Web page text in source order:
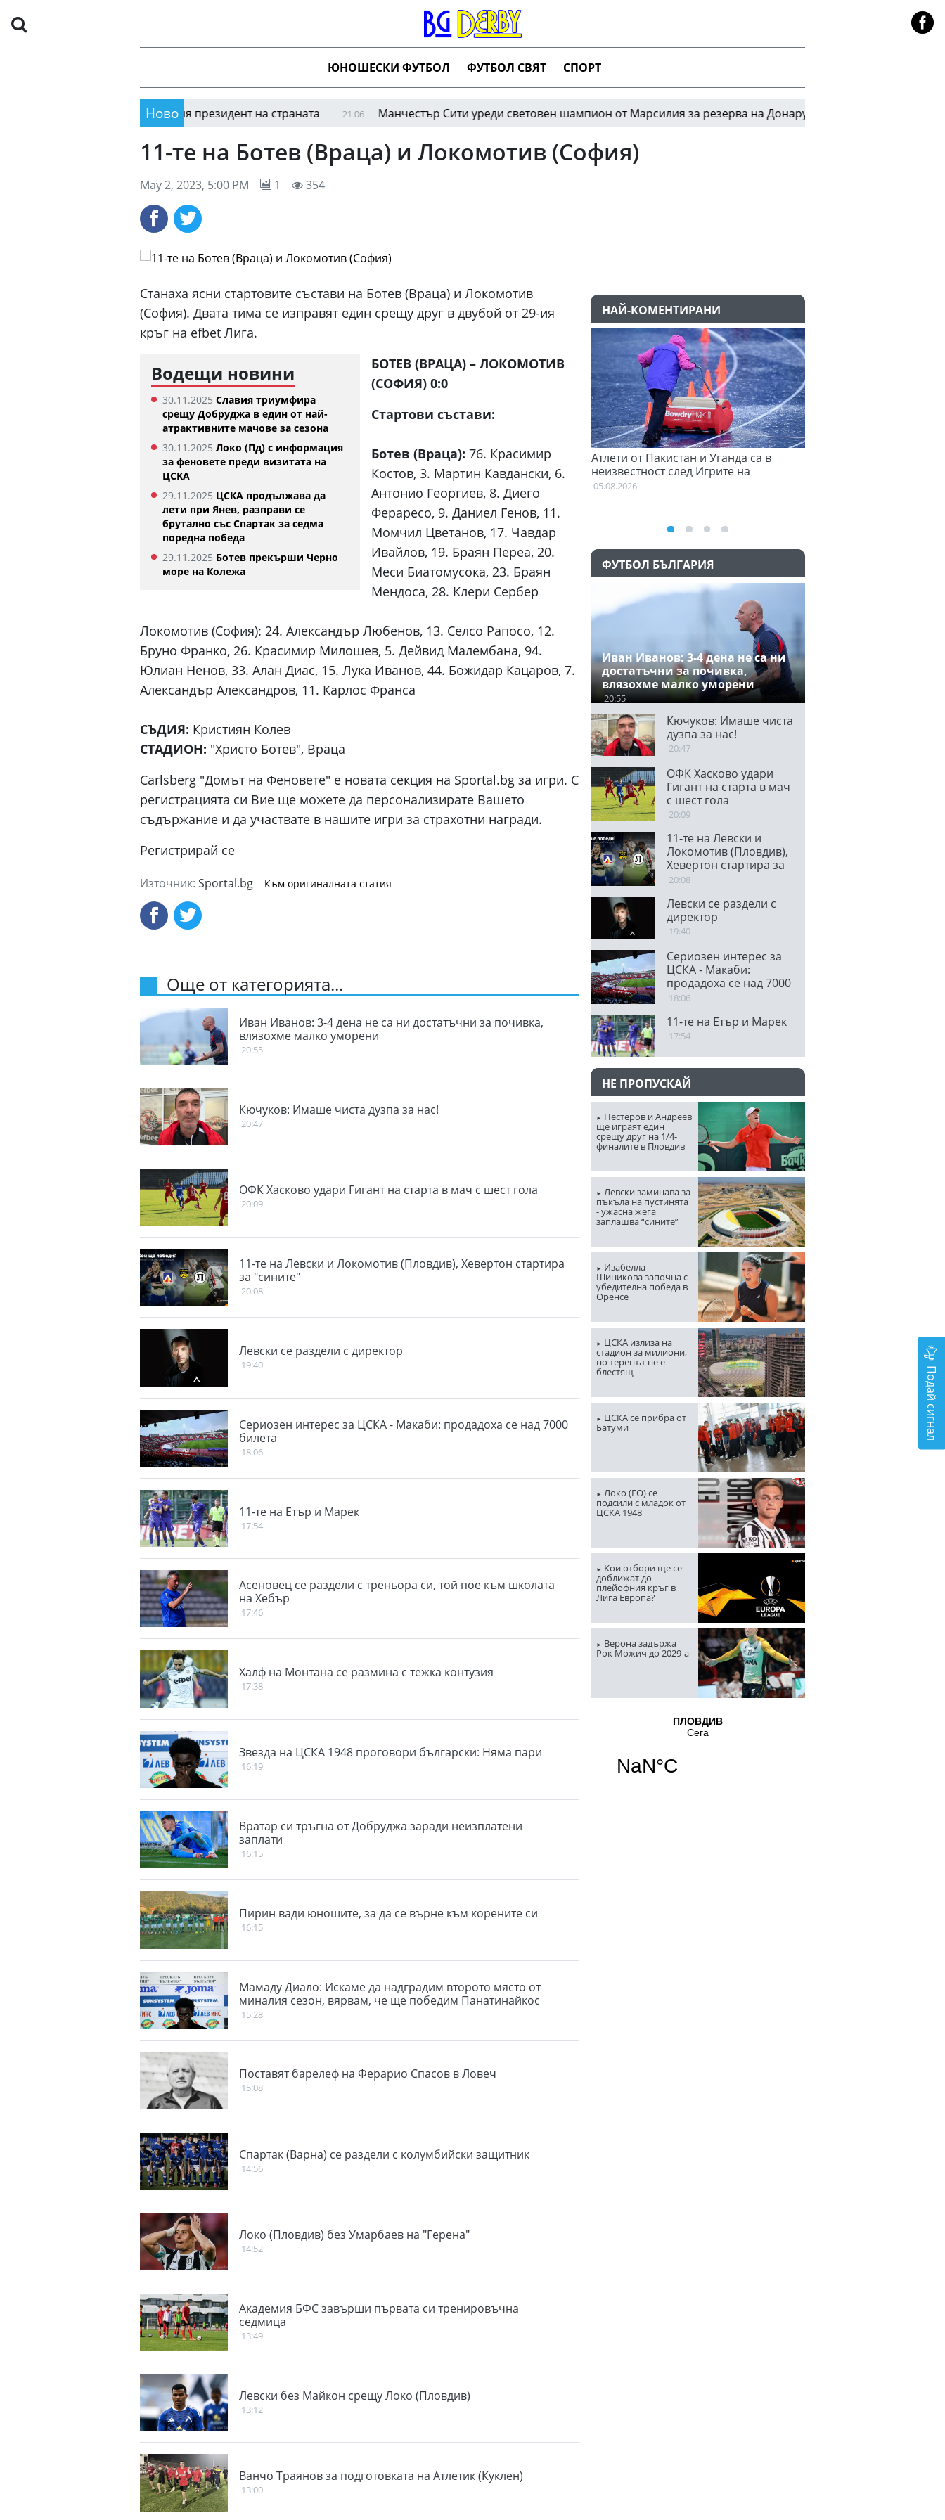
ЮНОШЕСКИ ФУТБОЛ ФУТБОЛ СВЯТ СПОРТ
Ново
за честването на новия президент на страната 21:06 Манчестър Сити уреди световен шампион от Марсилия за резерва на Донарума
11-те на Ботев (Враца) и Локомотив (София)
May 2, 2023, 5:00 PM 1 354
Станаха ясни стартовите състави на Ботев (Враца) и Локомотив
(София). Двата тима се изправят един срещу друг в двубой от 29-ия
кръг на efbet Лига.
Водещи новини
30.11.2025 Славия триумфира
срещу Добруджа в един от най-
атрактивните мачове за сезона
30.11.2025 Локо (Пд) с информация
за феновете преди визитата на
ЦСКА
29.11.2025 ЦСКА продължава да
лети при Янев, разправи се
брутално със Спартак за седма
поредна победа
29.11.2025 Ботев прекърши Черно
море на Колежа
БОТЕВ (ВРАЦА) – ЛОКОМОТИВ
(СОФИЯ) 0:0
Стартови състави:
Ботев (Враца): 76. Красимир
Костов, 3. Мартин Кавдански, 6.
Антонио Георгиев, 8. Диего
Фераресо, 9. Даниел Генов, 11.
Момчил Цветанов, 17. Чавдар
Ивайлов, 19. Браян Переа, 20.
Меси Биатомусока, 23. Браян
Мендоса, 28. Клери Сербер
Локомотив (София): 24. Александър Любенов, 13. Селсо Рапосо, 12.
Бруно Франко, 26. Красимир Милошев, 5. Дейвид Малембана, 94.
Юлиан Ненов, 33. Алан Диас, 15. Лука Иванов, 44. Божидар Кацаров, 7.
Александър Александров, 11. Карлос Франса
СЪДИЯ: Кристиян Колев
СТАДИОН: "Христо Ботев", Враца
Carlsberg "Домът на Феновете" е новата секция на Sportal.bg за игри. С
регистрацията си Вие ще можете да персонализирате Вашето
съдържание и да участвате в нашите игри за страхотни награди.
Регистрирай сe
Източник: Sportal.bg Към оригиналната статия
Още от категорията...
Иван Иванов: 3-4 дена не са ни достатъчни за почивка,
влязохме малко уморени
20:55
Кючуков: Имаше чиста дузпа за нас!
20:47
ОФК Хасково удари Гигант на старта в мач с шест гола
20:09
11-те на Левски и Локомотив (Пловдив), Хевертон стартира
за "сините"
20:08
Левски се раздели с директор
19:40
Сериозен интерес за ЦСКА - Макаби: продадоха се над 7000
билета
18:06
11-те на Етър и Марек
17:54
Асеновец се раздели с треньора си, той пое към школата
на Хебър
17:46
Халф на Монтана се размина с тежка контузия
17:38
Звезда на ЦСКА 1948 проговори български: Няма пари
16:19
Вратар си тръгна от Добруджа заради неизплатени
заплати
16:15
Пирин вади юношите, за да се върне към корените си
16:15
Мамаду Диало: Искаме да надградим второто място от
миналия сезон, вярвам, че ще победим Панатинайкос
15:28
Поставят барелеф на Ферарио Спасов в Ловеч
15:08
Спартак (Варна) се раздели с колумбийски защитник
14:56
Локо (Пловдив) без Умарбаев на "Герена"
14:52
Академия БФС завърши първата си тренировъчна
седмица
13:49
Левски без Майкон срещу Локо (Пловдив)
13:12
Ванчо Траянов за подготовката на Атлетик (Куклен)
13:00
НАЙ-КОМЕНТИРАНИ
Денвър Нъгетс взе звезда от
Евролигата
05.08.2026
Феран Торес е казал "да" на Пари Сен
Жермен
Атлети от Пакистан и Уганда са в
неизвестност след Игрите на
Британската общност
05.08.2026
ФУТБОЛ БЪЛГАРИЯ
Иван Иванов: 3-4 дена не са ни
достатъчни за почивка,
влязохме малко уморени
20:55
Кючуков: Имаше чиста
дузпа за нас!
20:47
ОФК Хасково удари
Гигант на старта в мач
с шест гола
20:09
11-те на Левски и
Локомотив (Пловдив),
Хевертон стартира за
"сините"
20:08
Левски се раздели с
директор
19:40
Сериозен интерес за
ЦСКА - Макаби:
продадоха се над 7000
билета
18:06
11-те на Етър и Марек
17:54
НЕ ПРОПУСКАЙ
Нестеров и Андреев
ще играят един
срещу друг на 1/4-
финалите в Пловдив
Левски заминава за
пъкъла на пустинята
- ужасна жега
заплашва “сините”
Изабелла
Шиникова започна с
убедителна победа в
Оренсе
ЦСКА излиза на
стадион за милиони,
но теренът не е
блестящ
ЦСКА се прибра от
Батуми
Локо (ГО) се
подсили с младок от
ЦСКА 1948
Кои отбори ще се
доближат до
плейофния кръг в
Лига Европа?
Верона задържа
Рок Можич до 2029-а
Подай сигнал